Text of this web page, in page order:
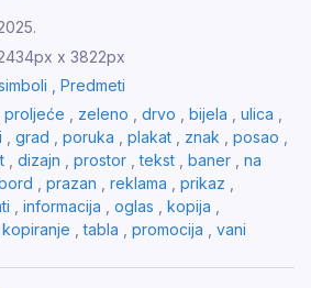
x 3822px
, Predmeti
proljeće , zeleno , drvo , bijela , ulica ,
, grad , poruka , plakat , znak , posao ,
, dizajn , prostor ,tekst , baner , na
, prazan , reklama , prikaz ,
, informacija , oglas , kopija ,
,tabla , promocija , vani